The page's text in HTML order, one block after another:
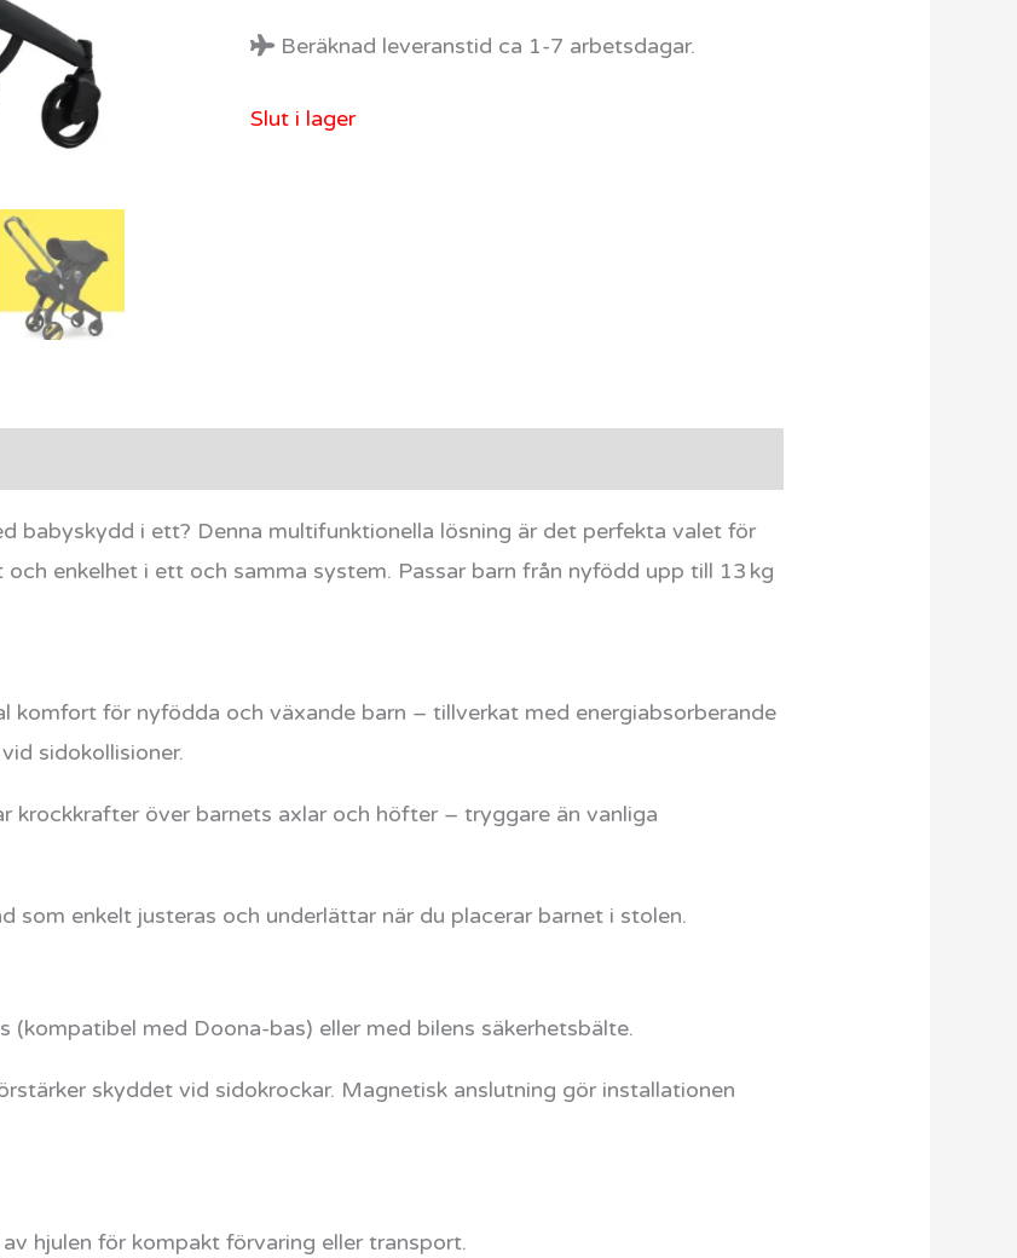
Beräknad leveranstid ca 1-7 arbetsdagar.
Slut i lager
babyskydd i ett? Denna multifunktionella lösning är det perfekta valet för
enkelhet i ett och samma system. Passar barn från nyfödd upp till 13 kg
komfort för nyfödda och växande barn – tillverkat med energiabsorberande
sidokollisioner.
krockkrafter över barnets axlar och höfter – tryggare än vanliga
som enkelt justeras och underlättar när du placerar barnet i stolen.
(kompatibel med Doona-bas) eller med bilens säkerhetsbälte.
skyddet vid sidokrockar. Magnetisk anslutning gör installationen
hjulen för kompakt förvaring eller transport.